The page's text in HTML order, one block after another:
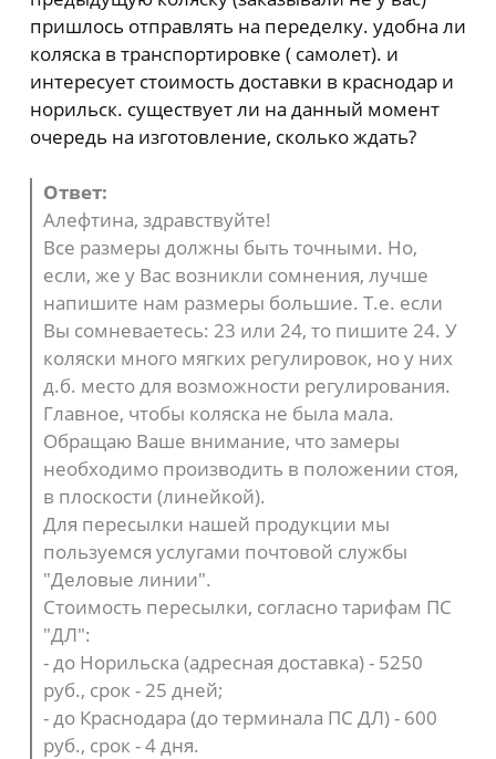
пришлось отправлять на переделку. удобна ли
коляска в транспортировке ( самолет). и
интересует стоимость доставки в краснодар и
норильск. существует ли на данный момент
очередь на изготовление, сколько ждать?
Ответ:
Алефтина, здравствуйте!
Все размеры должны быть точными. Но,
если, же у Вас возникли сомнения, лучше
напишите нам размеры большие. Т.е. если
Вы сомневаетесь: 23 или 24, то пишите 24. У
коляски много мягких регулировок, но у них
д.б. место для возможности регулирования.
Главное, чтобы коляска не была мала.
Обращаю Ваше внимание, что замеры
необходимо производить в положении стоя,
в плоскости (линейкой).
Для пересылки нашей продукции мы
пользуемся услугами почтовой службы
"Деловые линии".
Стоимость пересылки, согласно тарифам ПС
"ДЛ":
- до Норильска (адресная доставка) - 5250
руб., срок - 25 дней;
- до Краснодара (до терминала ПС ДЛ) - 600
руб., срок - 4 дня.